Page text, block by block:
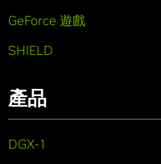
GeForce 遊戲
SHIELD
產品
DGX-1